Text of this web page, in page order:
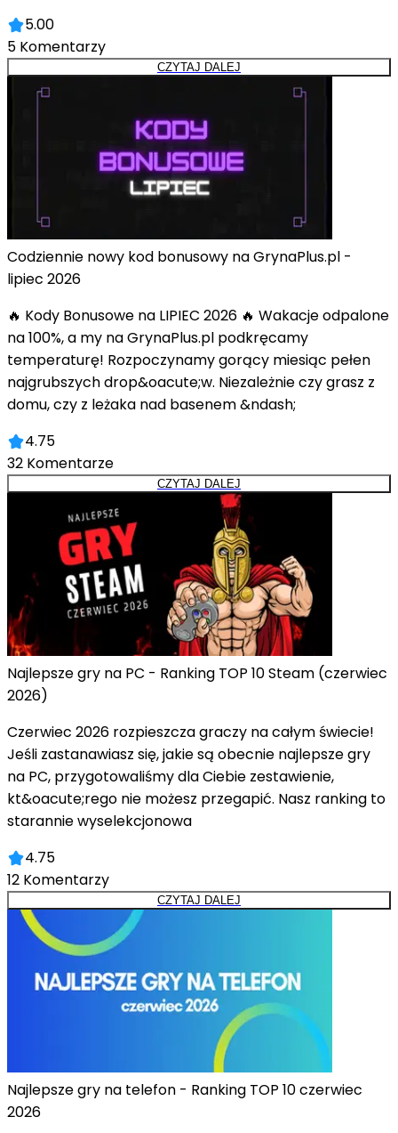
5.00
5 Komentarzy
CZYTAJ DALEJ
Codziennie nowy kod bonusowy na GrynaPlus.pl -
lipiec 2026
🔥 Kody Bonusowe na LIPIEC 2026 🔥 Wakacje odpalone
na 100%, a my na GrynaPlus.pl podkręcamy
temperaturę! Rozpoczynamy gorący miesiąc pełen
najgrubszych drop&oacute;w. Niezależnie czy grasz z
domu, czy z leżaka nad basenem &ndash;
4.75
32 Komentarze
CZYTAJ DALEJ
Najlepsze gry na PC - Ranking TOP 10 Steam (czerwiec
2026)
Czerwiec 2026 rozpieszcza graczy na całym świecie!
Jeśli zastanawiasz się, jakie są obecnie najlepsze gry
na PC, przygotowaliśmy dla Ciebie zestawienie,
kt&oacute;rego nie możesz przegapić. Nasz ranking to
starannie wyselekcjonowa
4.75
12 Komentarzy
CZYTAJ DALEJ
Najlepsze gry na telefon - Ranking TOP 10 czerwiec
2026